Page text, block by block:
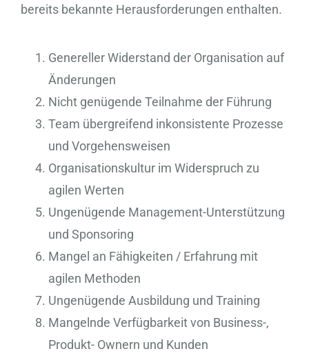
bereits bekannte Herausforderungen enthalten.
Genereller Widerstand der Organisation auf
Änderungen
Nicht genügende Teilnahme der Führung
Team übergreifend inkonsistente Prozesse
und Vorgehensweisen
Organisationskultur im Widerspruch zu
agilen Werten
Ungenügende Management-Unterstützung
und Sponsoring
Mangel an Fähigkeiten / Erfahrung mit
agilen Methoden
Ungenügende Ausbildung und Training
Mangelnde Verfügbarkeit von Business-,
Produkt- Ownern und Kunden